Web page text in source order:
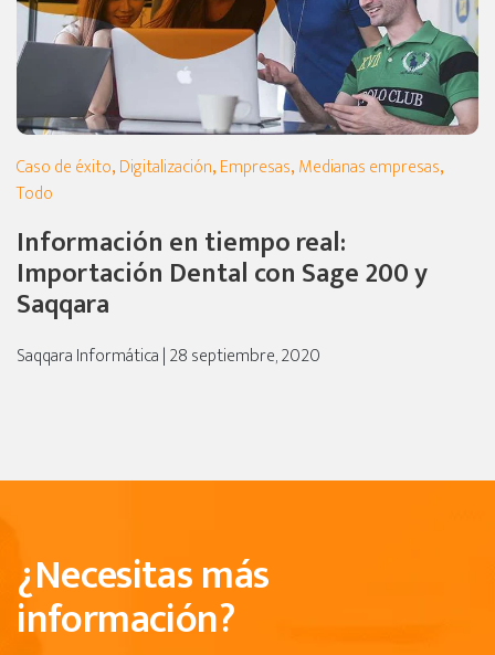
Caso de éxito,Digitalización,Empresas,Medianas empresas,
Todo
Información en tiempo real:
Importación Dental con Sage 200 y
Saqqara
Saqqara Informática | 28 septiembre, 2020
¿Necesitas más
información?